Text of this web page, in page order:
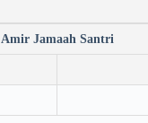
Amir Jamaah Santri